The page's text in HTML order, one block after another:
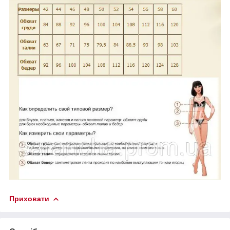
Приховати